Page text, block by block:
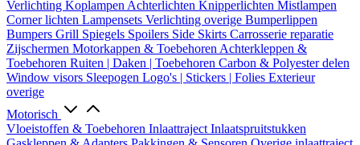
Verlichting Koplampen Achterlichten Knipperlichten Mistlampen
Corner lichten Lampensets Verlichting overige Bumperlippen
Bumpers Grill Spiegels Spoilers Side Skirts Carrosserie reparatie
Zijschermen Motorkappen & Toebehoren Achterkleppen &
Toebehoren Ruiten | Daken | Toebehoren Carbon & Polyester delen
Window visors Sleepogen Logo's | Stickers | Folies Exterieur
overige
Motorisch
Vloeistoffen & Toebehoren Inlaattraject Inlaatspruitstukken